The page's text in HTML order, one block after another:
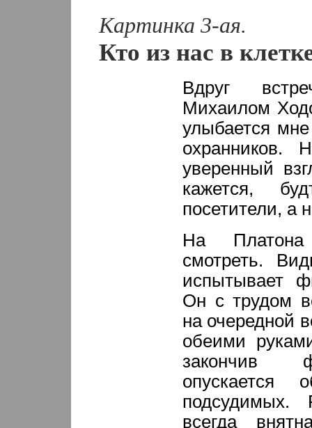
Картинка 3-ая.
Кто из нас в
Вдруг
Михаилом
улыбается
охранников.
уверенный
кажется,
посетители, а
На
смотреть.
испытывает
Он с трудом
на очередной
обеими
закончив
опускается
подсудимых.
всегда